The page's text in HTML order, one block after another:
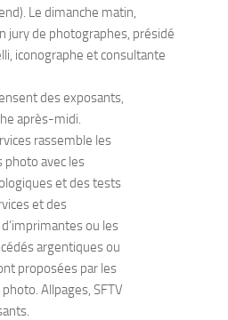
Le dimanche matin,
jury de photographes, présidé
iconographe et consultante
des exposants,
après-midi.
rassemble les
photo avec les
et des tests
et des
ou les
argentiques ou
proposées par les
Allpages, SFTV